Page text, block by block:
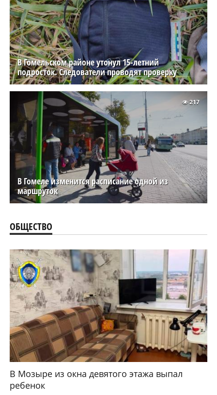
В Гомельском районе утонул 15-летний
подросток. Следователи проводят проверку
В Гомеле изменится расписание одной из
маршруток
217
ОБЩЕСТВО
В Мозыре из окна девятого этажа выпал
ребенок